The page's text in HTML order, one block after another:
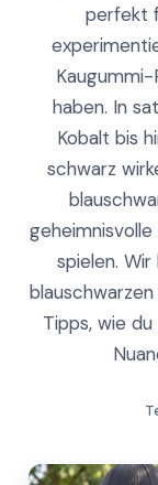
perfekt
haben. In
Kobalt bis
schwarz
spielen.
Tipps, wie